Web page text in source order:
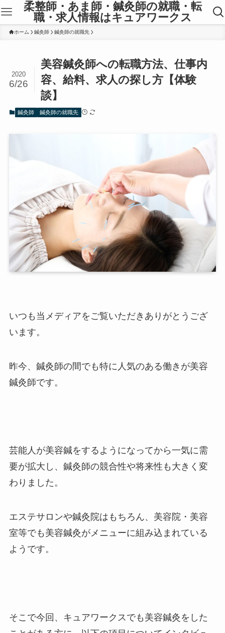
柔整師・あま師・鍼灸師の就職・転
職・求人情報はキュアワークス
ホーム 鍼灸師 鍼灸師の就職先
美容鍼灸師への転職方法、仕事内
容、給料、求人の探し方【体験
談】
2020
6/26
鍼灸師 鍼灸師の就職先
いつも当メディアをご覧いただきありがとうござ
います。
昨今、鍼灸師の間でも特に人気のある働きが美容
鍼灸師です。
芸能人が美容鍼をするようになってから一気に需
要が拡大し、鍼灸師の競合性や将来性も大きく変
わりました。
エステサロンや鍼灸院はもちろん、美容院・美容
室等でも美容鍼灸がメニューに組み込まれている
ようです。
そこで今回、キュアワークスでも美容鍼灸をした